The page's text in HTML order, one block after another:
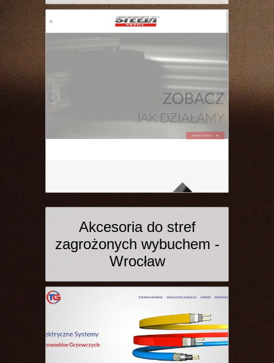
Akcesoria do stref
zagrożonych wybuchem -
Wrocław